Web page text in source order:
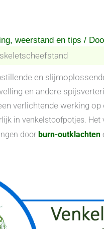
weerstand en tips /
en
en andere
verlichtende werking op
in venkelstoofpotjes.
door burn-outklachten